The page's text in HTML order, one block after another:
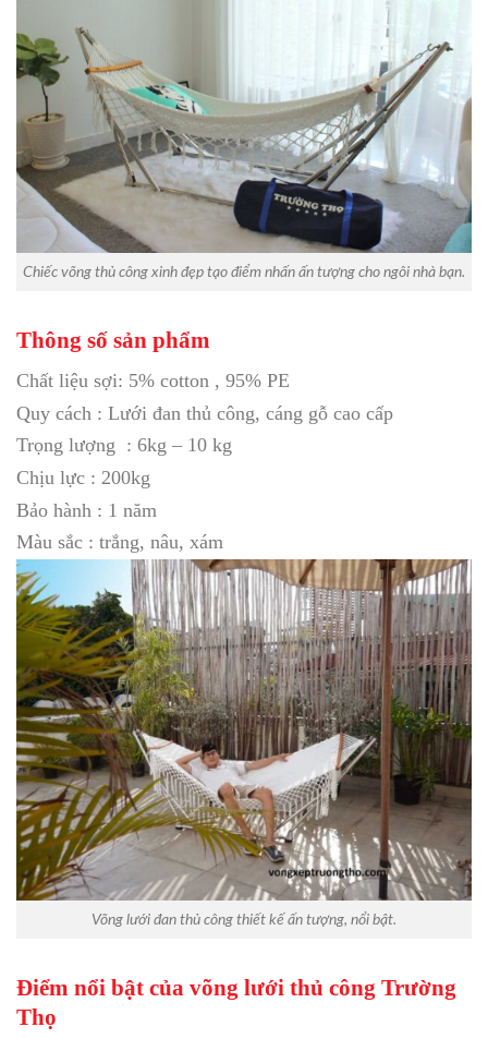
Chiếc võng thủ công xinh đẹp tạo điểm nhấn ấn tượng cho ngôi nhà bạn.
Thông số sản phẩm
Chất liệu sợi: 5% cotton , 95% PE
Quy cách : Lưới đan thủ công, cáng gỗ cao cấp
Trọng lượng : 6kg – 10 kg
Chịu lực : 200kg
Bảo hành : 1 năm
Màu sắc : trắng, nâu, xám
Võng lưới đan thủ công thiết kế ấn tượng, nổi bật.
Điểm nổi bật của võng lưới thủ công Trường
Thọ